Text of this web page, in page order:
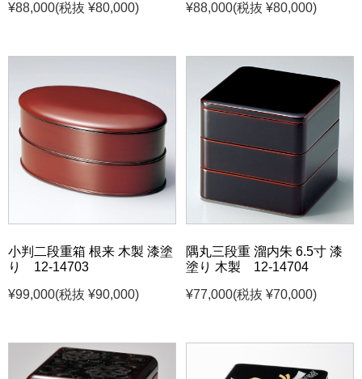
¥88,000(税抜 ¥80,000)
¥88,000(税抜 ¥80,000)
小判二段重箱 根来 木製 漆塗
り 12-14703
¥99,000(税抜 ¥90,000)
隅丸三段重 溜内朱 6.5寸 漆
塗り 木製 12-14704
¥77,000(税抜 ¥70,000)